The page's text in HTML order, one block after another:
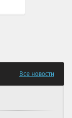
Все новости